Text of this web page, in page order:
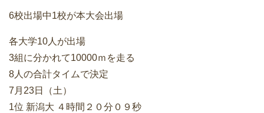
6校出場中1校が本大会出場
各大学10人が出場
3組に分かれて10000ｍを走る
8人の合計タイムで決定
7月23日（土）
1位 新潟大 ４時間２０分０９秒